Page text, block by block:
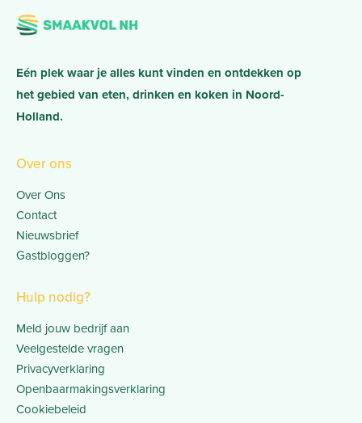
Eén plek waar je alles kunt vinden en ontdekken op
het gebied van eten, drinken en koken in Noord-
Holland.
Over ons
Over Ons
Contact
Nieuwsbrief
Gastbloggen?
Hulp nodig?
Meld jouw bedrijf aan
Veelgestelde vragen
Privacyverklaring
Openbaarmakingsverklaring
Cookiebeleid